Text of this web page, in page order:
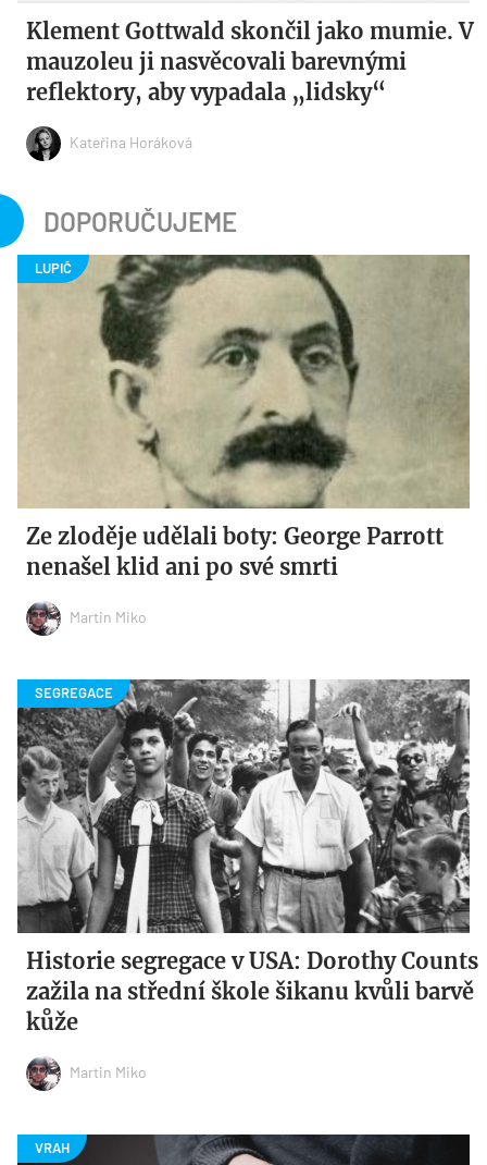
Klement Gottwald skončil jako mumie. V
mauzoleu ji nasvěcovali barevnými
reflektory, aby vypadala „lidsky“
Kateřina Horáková
DOPORUČUJEME
Ze zloděje udělali boty: George Parrott
nenašel klid ani po své smrti
Martin Miko
Historie segregace v USA: Dorothy Counts
zažila na střední škole šikanu kvůli barvě
kůže
Martin Miko